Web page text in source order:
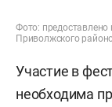
Фото: предоставлено
Приволжского
Участие в
необходима